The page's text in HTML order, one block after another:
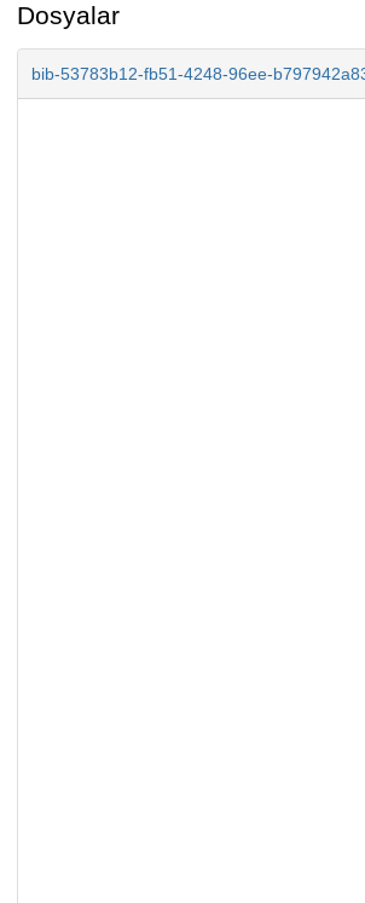
Dosyalar
bib-53783b12-fb51-4248-96ee-